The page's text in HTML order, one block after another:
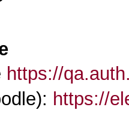
https://
https://